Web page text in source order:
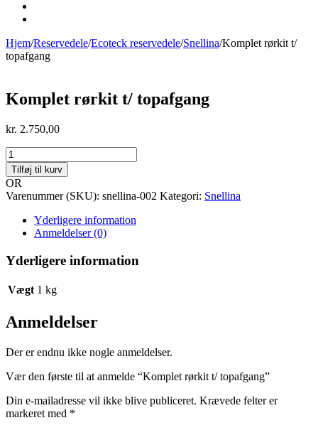
Hjem/Reservedele/Ecoteck reservedele/Snellina/Komplet rørkit t/
topafgang
Komplet rørkit t/ topafgang
kr. 2.750,00
Komplet
rørkit
t/
topafgang
antal
Tilføj til kurv
OR
Varenummer (SKU): snellina-002 Kategori: Snellina
Yderligere information
Anmeldelser (0)
Yderligere information
Vægt 1 kg
Anmeldelser
Der er endnu ikke nogle anmeldelser.
Vær den første til at anmelde “Komplet rørkit t/ topafgang”
Din e-mailadresse vil ikke blive publiceret. Krævede felter er
markeret med *